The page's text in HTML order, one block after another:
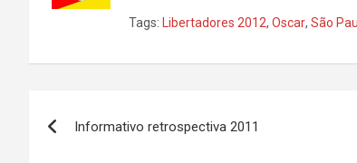
Tags: Libertadores 2012, Oscar, São
de
Informativo retrospectiva 2011